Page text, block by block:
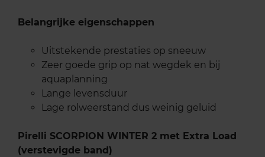
Belangrijke eigenschappen
Uitstekende prestaties op sneeuw
Zeer goede grip op nat wegdek en bij
aquaplanning
Lange levensduur
Lage rolweerstand dus weinig geluid
Pirelli SCORPION WINTER 2 met Extra Load
(verstevigde band)